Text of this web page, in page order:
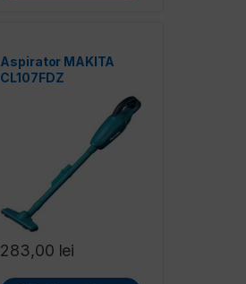
Aspirator MAKITA
CL107FDZ
283,00 lei